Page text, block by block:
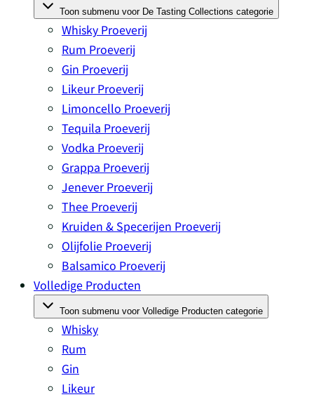
Toon submenu voor De Tasting Collections categorie
Whisky Proeverij
Rum Proeverij
Gin Proeverij
Likeur Proeverij
Limoncello Proeverij
Tequila Proeverij
Vodka Proeverij
Grappa Proeverij
Jenever Proeverij
Thee Proeverij
Kruiden & Specerijen Proeverij
Olijfolie Proeverij
Balsamico Proeverij
Volledige Producten
Toon submenu voor Volledige Producten categorie
Whisky
Rum
Gin
Likeur